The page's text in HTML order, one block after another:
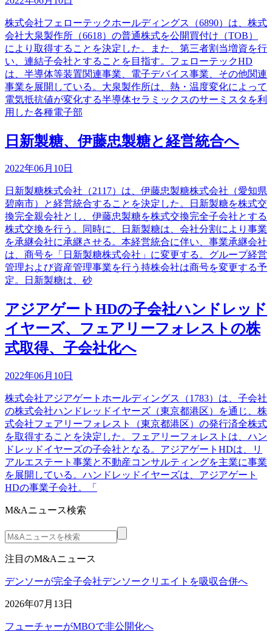
株式会社フェローテックホールディングス（6890）は、株式
会社大泉製作所（6618）の普通株式を公開買付け（TOB）
により取得することを決定した。また、第三者割当増資を行
い、連結子会社とすることを目指す。フェローテックHD
は、半導体等装置関連事業、電子デバイス事業、その他関連
事業を展開している。大泉製作所は、熱・温度変化によって
電気抵抗値が変化する半導体セラミックスのサーミスタを利
用した各種電子部
日新製糖、伊藤忠製糖と経営統合へ
2022年06月10日
日新製糖株式会社（2117）は、伊藤忠製糖株式会社（愛知県
碧南市）と経営統合することを決定した。日新製糖を株式交
換完全親会社とし、伊藤忠製糖を株式交換完全子会社とする
株式交換を行う。同時に、日新製糖は、会社分割により事業
を承継会社に承継させる。本経営統合に伴い、事業承継会社
は、商号を「日新製糖株式会社」に変更する。グループ経営
管理および資産管理事業を行う持株会社は商号を変更する予
定。日新製糖は、砂
アジアゲートHDの子会社ハンドレッド
イヤーズ、フェアリーフォレストの株
式取得、子会社化へ
2022年06月10日
株式会社アジアゲートホールディングス（1783）は、子会社
の株式会社ハンドレッドイヤーズ（東京都港区）を通じ、株
式会社フェアリーフォレスト（東京都港区）の発行済全株式
を取得することを決定した。フェアリーフォレストは、ハン
ドレッドイヤーズの子会社となる。アジアゲートHDは、リ
アルエステート事業と不動産コンサルティングを主業に事業
を展開している。ハンドレッドイヤーズは、アジアゲート
HDの事業子会社。「
M&Aニュース検索
注目のM&Aニュース
デンソーが完全子会社デンソークリエイトを吸収合併へ
2026年07月13日
フューチャーがMBOで非公開化へ